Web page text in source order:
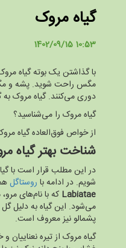
گیاه مروک
1402/09/15 10:53
با گذاشتن یک بوته گیاه
مگس راحت شوید. پشه و
دوری می‌کنند. گیاه مروک
گیاه مروک را می‌شناسید؟
از خواص فوق‌العاده گیاه
شناخت بهتر گیاه
در این مطلب قرار است با
شویم. در ادامه با روستاگل
Labiatae که با نام‌های
می‌شود. این گیاه به دلیل
پشمالو نیز معروف است.
گیاه مروک از تیره نعناییان